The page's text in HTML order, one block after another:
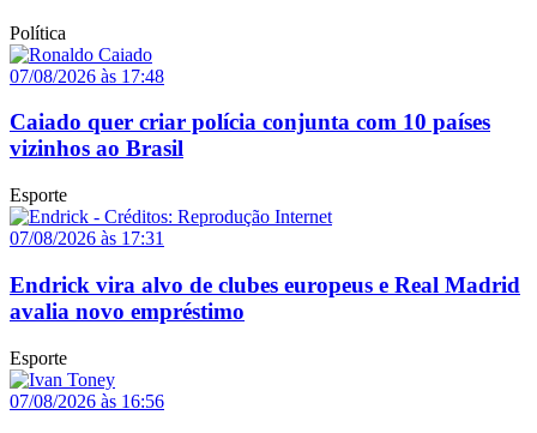
Política
07/08/2026 às 17:48
Caiado quer criar polícia conjunta com 10 países
vizinhos ao Brasil
Esporte
07/08/2026 às 17:31
Endrick vira alvo de clubes europeus e Real Madrid
avalia novo empréstimo
Esporte
07/08/2026 às 16:56